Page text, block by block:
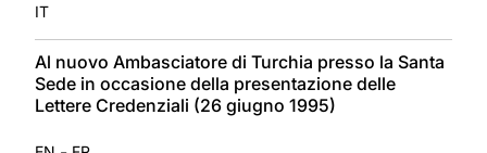
IT
Al nuovo Ambasciatore di Turchia presso la Santa
Sede in occasione della presentazione delle
Lettere Credenziali (26 giugno 1995)